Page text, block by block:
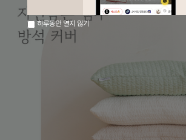
하루동안 열지 않기